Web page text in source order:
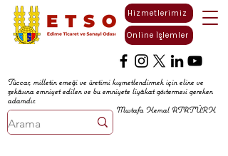
Online İşlemler
Hizmetlerimiz
Tüccar, milletin emeği ve üretimi kıymetlendirmek için eline ve
zekâsına emniyet edilen ve bu emniyete liyâkat göstermesi gereken
adamdır.
Mustafa Kemal ATATÜRK